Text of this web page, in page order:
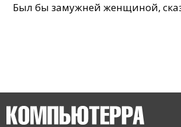
Был бы замужней женщиной,